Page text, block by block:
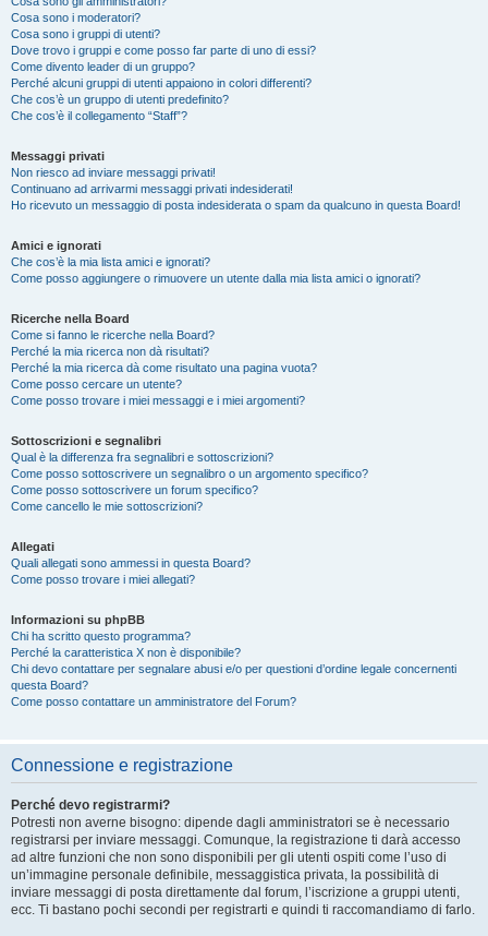
Cosa sono i moderatori?
Cosa sono i gruppi di utenti?
Dove trovo i gruppi e come posso far parte di uno di essi?
Come divento leader di un gruppo?
Perché alcuni gruppi di utenti appaiono in colori differenti?
Che cos’è un gruppo di utenti predefinito?
Che cos’è il collegamento “Staff”?
Messaggi privati
Non riesco ad inviare messaggi privati!
Continuano ad arrivarmi messaggi privati indesiderati!
Ho ricevuto un messaggio di posta indesiderata o spam da qualcuno in questa Board!
Amici e ignorati
Che cos’è la mia lista amici e ignorati?
Come posso aggiungere o rimuovere un utente dalla mia lista amici o ignorati?
Ricerche nella Board
Come si fanno le ricerche nella Board?
Perché la mia ricerca non dà risultati?
Perché la mia ricerca dà come risultato una pagina vuota?
Come posso cercare un utente?
Come posso trovare i miei messaggi e i miei argomenti?
Sottoscrizioni e segnalibri
Qual è la differenza fra segnalibri e sottoscrizioni?
Come posso sottoscrivere un segnalibro o un argomento specifico?
Come posso sottoscrivere un forum specifico?
Come cancello le mie sottoscrizioni?
Allegati
Quali allegati sono ammessi in questa Board?
Come posso trovare i miei allegati?
Informazioni su phpBB
Chi ha scritto questo programma?
Perché la caratteristica X non è disponibile?
Chi devo contattare per segnalare abusi e/o per questioni d’ordine legale concernenti
questa Board?
Come posso contattare un amministratore del Forum?
Connessione e registrazione
Perché devo registrarmi?
Potresti non averne bisogno: dipende dagli amministratori se è necessario
registrarsi per inviare messaggi. Comunque, la registrazione ti darà accesso
ad altre funzioni che non sono disponibili per gli utenti ospiti come l’uso di
un’immagine personale definibile, messaggistica privata, la possibilità di
inviare messaggi di posta direttamente dal forum, l’iscrizione a gruppi utenti,
ecc. Ti bastano pochi secondi per registrarti e quindi ti raccomandiamo di farlo.